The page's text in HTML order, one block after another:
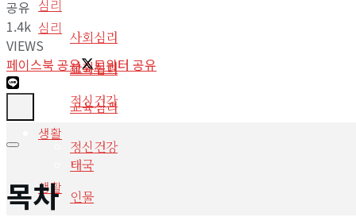
심리
사회심리
교육심리
정신건강
생활
심리
사회심리
교육심리
정신건강
생활
태국
인물
공유
1.4k
VIEWS
페이스북 공유
트위터 공유
목차